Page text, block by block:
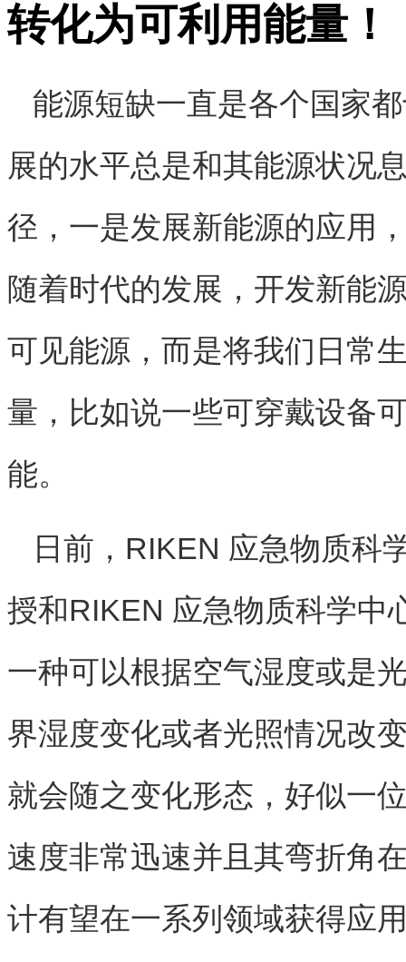
转化为可利用能量！
能源短缺一直是各个国家
展的水平总是和其能源状况
径，一是发展新能源的应用
随着时代的发展，开发新能
可见能源，而是将我们日常
量，比如说一些可穿戴设备
能。
日前，RIKEN 应急物质科
授和RIKEN 应急物质科学中
一种可以根据空气湿度或是
界湿度变化或者光照情况改
就会随之变化形态，好似一
速度非常迅速并且其弯折角
计有望在一系列领域获得应